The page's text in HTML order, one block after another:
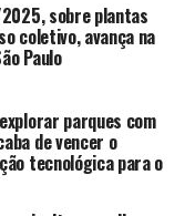
sobre plantas
coletivo, avança na
Paulo
parques com
de vencer o
tecnológica para o